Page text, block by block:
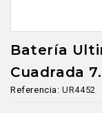
Batería
Cuadrada
Referencia: UR4452